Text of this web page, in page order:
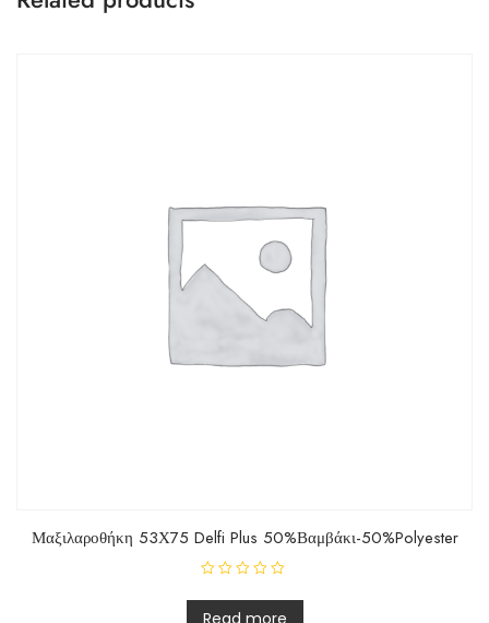
Μαξιλαροθήκη 53Χ75 Delfi Plus 50%Βαμβάκι-50%Polyester
a
tRead more